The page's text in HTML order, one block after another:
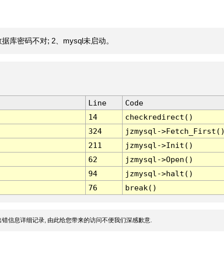
库密码不对; 2、mysql未启动。
Line
Code
14
checkredirect()
324
jzmysql-
211
jzmysql->Init()
62
jzmysql->Open()
94
jzmysql->halt()
76 break()
信息详细记录, 由此给您带来的访问不便我们深感歉意.